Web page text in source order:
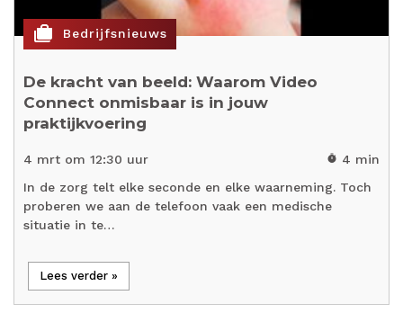
cases Bedrijfsnieuws
De kracht van beeld: Waarom Video
Connect onmisbaar is in jouw
praktijkvoering
4 mrt om 12:30 uur timer 4 min
In de zorg telt elke seconde en elke waarneming. Toch
proberen we aan de telefoon vaak een medische
situatie in te…
Lees verder »